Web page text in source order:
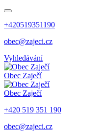
+420519351190
obec@zajeci.cz
Vyhledávání
Obec Zaječí
Obec Zaječí
+420 519 351 190
obec@zajeci.cz